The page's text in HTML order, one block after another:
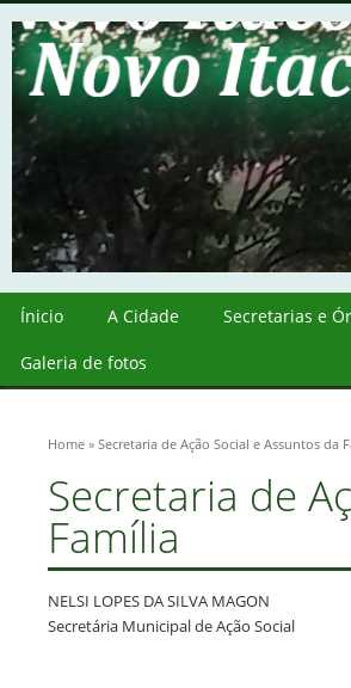
Ínicio A Cidade Secretarias e
Galeria de fotos
Home » Secretaria de Ação Social e Assuntos da
Secretaria de
Família
NELSI LOPES DA SILVA MAGON
Secretária Municipal de Ação Social